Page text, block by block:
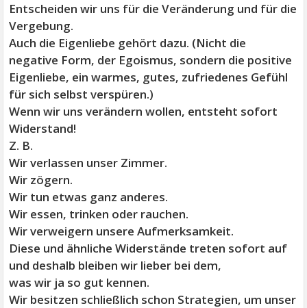
Entscheiden wir uns für die Veränderung und für die
Vergebung.
Auch die Eigenliebe gehört dazu. (Nicht die
negative Form, der Egoismus, sondern die positive
Eigenliebe, ein warmes, gutes, zufriedenes Gefühl
für sich selbst verspüren.)
Wenn wir uns verändern wollen, entsteht sofort
Widerstand!
Z. B.
Wir verlassen unser Zimmer.
Wir zögern.
Wir tun etwas ganz anderes.
Wir essen, trinken oder rauchen.
Wir verweigern unsere Aufmerksamkeit.
Diese und ähnliche Widerstände treten sofort auf
und deshalb bleiben wir lieber bei dem,
was wir ja so gut kennen.
Wir besitzen schließlich schon Strategien, um unser